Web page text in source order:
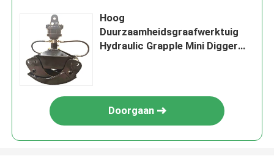
Hoog
Duurzaamheidsgraafwerktuig
Hydraulic Grapple Mini Digger
Doorgaan